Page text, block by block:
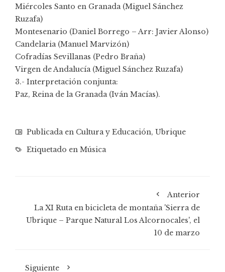
Miércoles Santo en Granada (Miguel Sánchez
Ruzafa)
Montesenario (Daniel Borrego – Arr: Javier Alonso)
Candelaria (Manuel Marvizón)
Cofradías Sevillanas (Pedro Braña)
Virgen de Andalucía (Miguel Sánchez Ruzafa)
3.- Interpretación conjunta:
Paz, Reina de la Granada (Iván Macías).
Publicada en Cultura y Educación, Ubrique
Etiquetado en Música
Anterior
La XI Ruta en bicicleta de montaña 'Sierra de
Ubrique – Parque Natural Los Alcornocales', el
10 de marzo
Siguiente